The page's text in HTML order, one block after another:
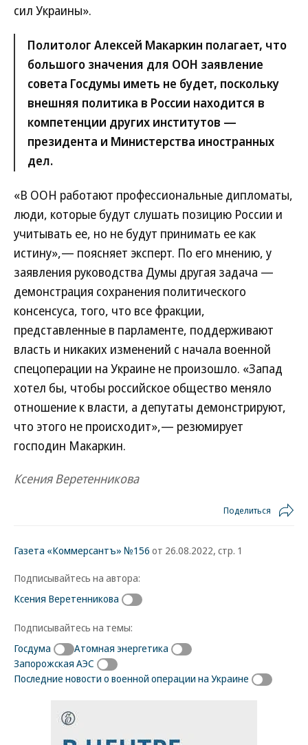
сил Украины».
Политолог Алексей Макаркин полагает, что
большого значения для ООН заявление
совета Госдумы иметь не будет, поскольку
внешняя политика в России находится в
компетенции других институтов —
президента и Министерства иностранных
дел.
«В ООН работают профессиональные дипломаты,
люди, которые будут слушать позицию России и
учитывать ее, но не будут принимать ее как
истину»,— поясняет эксперт. По его мнению, у
заявления руководства Думы другая задача —
демонстрация сохранения политического
консенсуса, того, что все фракции,
представленные в парламенте, поддерживают
власть и никаких изменений с начала военной
спецоперации на Украине не произошло. «Запад
хотел бы, чтобы российское общество меняло
отношение к власти, а депутаты демонстрируют,
что этого не происходит»,— резюмирует
господин Макаркин.
Ксения Веретенникова
Поделиться
Газета «Коммерсантъ» №156 от 26.08.2022, стр. 1
Подписывайтесь на автора:
Ксения Веретенникова
Подписывайтесь на темы:
Госдума
Атомная энергетика
Запорожская АЭС
Последние новости о военной операции на Украине